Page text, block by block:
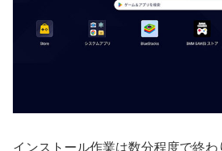
インストール作業は数分程度で終